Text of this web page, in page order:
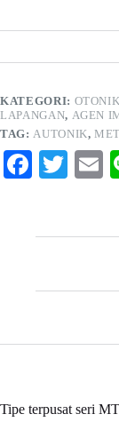
KATEGORI:
LAPANGAN, AGEN
TAG:AUTONIK,
Fa T
Tipe terpusat seri